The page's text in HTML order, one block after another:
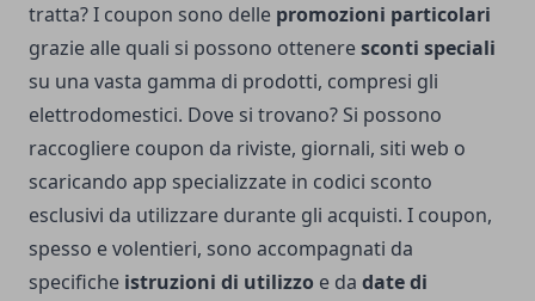
tratta? I coupon sono delle promozioni particolari
grazie alle quali si possono otteneresconti speciali
su una vasta gamma di prodotti, compresi gli
elettrodomestici. Dove si trovano? Si possono
raccogliere coupon da riviste, giornali, siti web o
scaricando app specializzate in codici sconto
esclusivi da utilizzare durante gli acquisti. I coupon,
spesso e volentieri, sono accompagnati da
specifiche istruzioni di utilizzo e da date di